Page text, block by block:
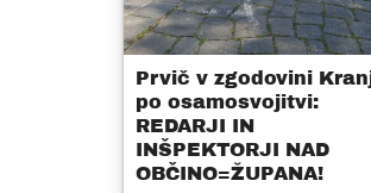
Prvič v zgodovini
po osamosvojitvi:
REDARJI IN
INŠPEKTORJI NAD
OBČINO=ŽUPANA!